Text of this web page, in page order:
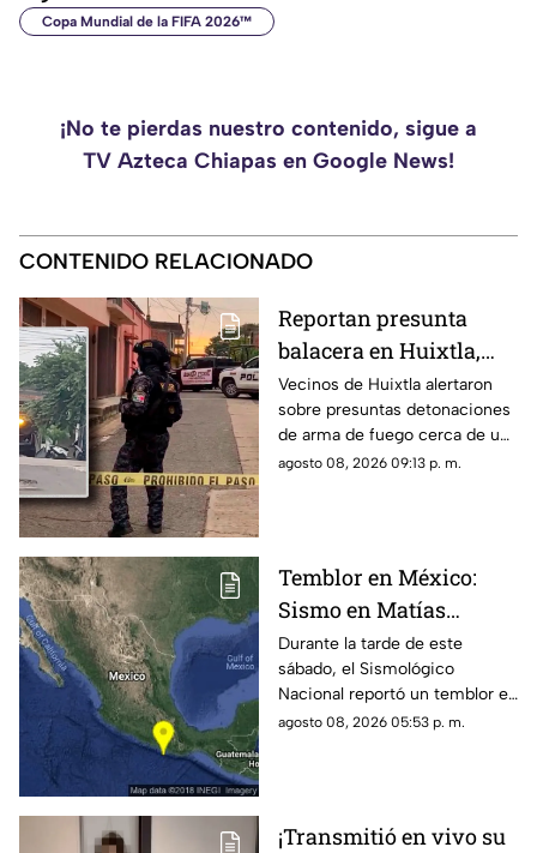
Copa Mundial de la FIFA 2026™
¡No te pierdas nuestro contenido, sigue a
TV Azteca Chiapas en Google News!
CONTENIDO RELACIONADO
Reportan presunta
balacera en Huixtla,
Chiapas: Vecinos
alertan por
detonaciones de fuego
Vecinos de Huixtla alertaron
sobre presuntas detonaciones
de arma de fuego cerca de una
bodega de café. Circulan
agosto 08, 2026 09:13 p. m.
Temblor en México:
Sismo en Matías
Romero, Oaxaca, hoy 8
de agosto de 2026
Durante la tarde de este
sábado, el Sismológico
Nacional reportó un temblor en
México hoy, con epicentro en
agosto 08, 2026 05:53 p. m.
¡Transmitió en vivo su